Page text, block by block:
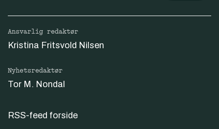
Ansvarlig redaktør
Kristina Fritsvold Nilsen
Nyhetsredaktør
Tor M. Nondal
RSS-feed forside